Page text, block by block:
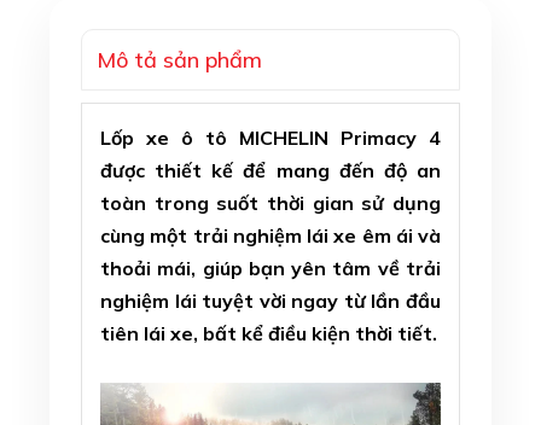
Mô tả sản phẩm
Lốp xe ô tô MICHELIN Primacy 4
được thiết kế để mang đến độ an
toàn trong suốt thời gian sử dụng
cùng một trải nghiệm lái xe êm ái và
thoải mái, giúp bạn yên tâm về trải
nghiệm lái tuyệt vời ngay từ lần đầu
tiên lái xe, bất kể điều kiện thời tiết.